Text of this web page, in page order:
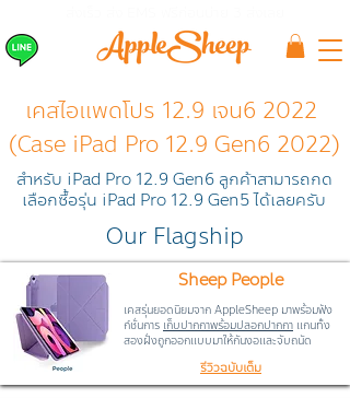
เคสไอแพดโปร 12.9 เจน6 2022
(Case iPad Pro 12.9 Gen6 2022)
สำหรับ iPad Pro 12.9 Gen6 ลูกค้าสามารถกด
เลือกซื้อรุ่น iPad Pro 12.9 Gen5 ได้เลยครับ
Our Flagship
Sheep People
เคสรุ่นยอดนิยมจาก AppleSheep มาพร้อมฟัง
ก์ชั่นการ เก็บปากกาพร้อมปลอกปากกา แกนทั้ง
สองฝั่งถูกออกแบบมาให้กันงอและจับถนัด
รีวิวฉบับเต็ม